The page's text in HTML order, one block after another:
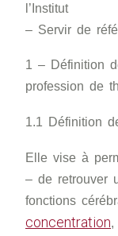
l’Institut
– Servir de
1 – Définition
profession de
1.1 Définition
Elle vise à
– de retrouver
fonctions
concentration,